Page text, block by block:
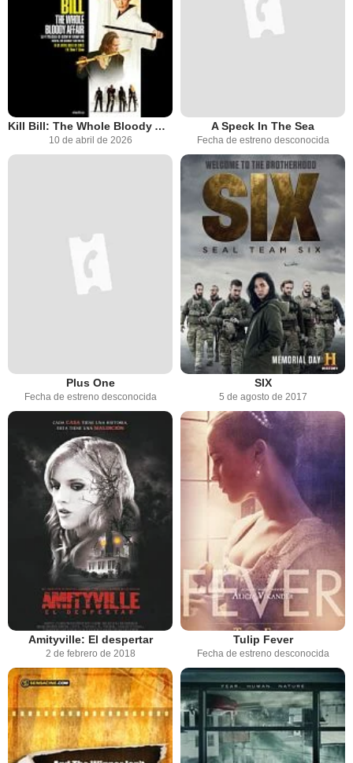
Kill Bill: The Whole Bloody Affair
10 de abril de 2026
A Speck In The Sea
Fecha de estreno desconocida
Plus One
Fecha de estreno desconocida
SIX
5 de agosto de 2017
Amityville: El despertar
2 de febrero de 2018
Tulip Fever
Fecha de estreno desconocida